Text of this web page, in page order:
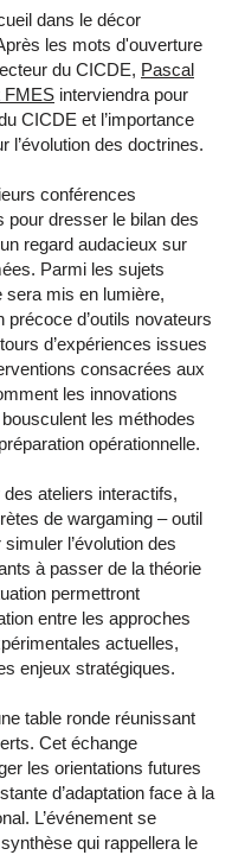
dans le décor
les mots d'ouverture
du CICDE, Pascal
FMES interviendra pour
CICDE et l’importance
l’évolution des doctrines.
conférences
pour dresser le bilan des
regard audacieux sur
Parmi les sujets
sera mis en lumière,
précoce d’outils novateurs
d’expériences issues
consacrées aux
les innovations
les méthodes
opérationnelle.
ateliers interactifs,
de wargaming – outil
l’évolution des
à passer de la théorie
permettront
entre les approches
actuelles,
enjeux stratégiques.
table ronde réunissant
Cet échange
les orientations futures
d’adaptation face à la
L’événement se
qui rappellera le